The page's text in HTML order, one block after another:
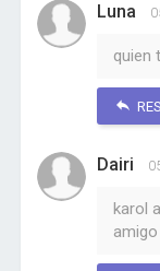
Luna
quien
Dairi
karol